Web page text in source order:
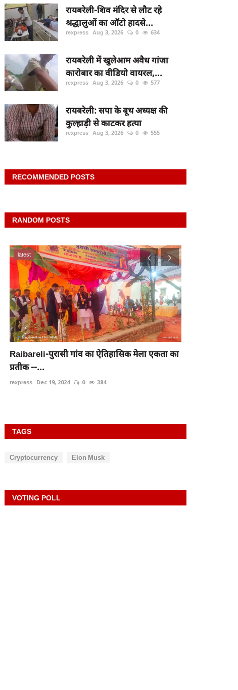
रायबरेली-शिव मंदिर से लौट रहे
श्रद्धालुओं का ऑटो हादसे...
rexpress Aug 3, 2026 0 634
रायबरेली में खुलेआम अवैध गांजा
कारोबार का वीडियो वायरल,...
rexpress Aug 3, 2026 0 577
रायबरेली: सपा के बूथ अध्यक्ष की
कुल्हाड़ी से काटकर हत्या
rexpress Aug 3, 2026 0 555
RECOMMENDED POSTS
RANDOM POSTS
latest
Raibareli-पुरासी गांव का ऐतिहासिक मेला एकता का
प्रतीक --...
rexpress Dec 19, 2024 0 384
TAGS
Cryptocurrency Elon Musk
VOTING POLL